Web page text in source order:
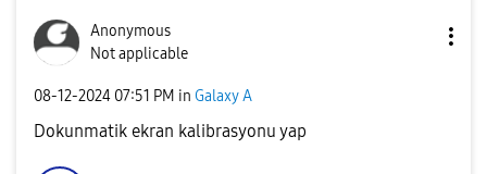
Anonymous
Not applicable
‎08-12-2024 07:51 PM in Galaxy A
Dokunmatik ekran kalibrasyonu yap